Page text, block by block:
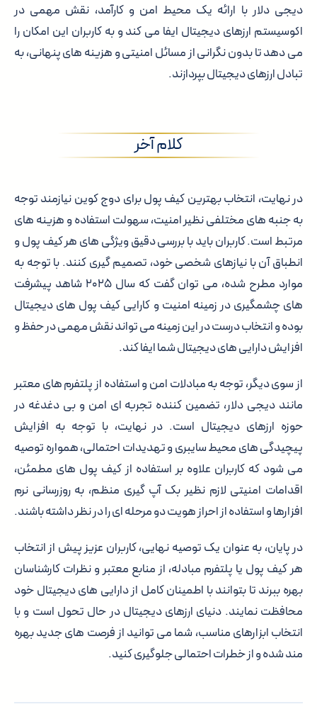
دیجی دلار با ارائه یک محیط امن و کارآمد، نقش مهمی در
اکوسیستم ارزهای دیجیتال ایفا می کند و به کاربران این امکان را
می دهد تا بدون نگرانی از مسائل امنیتی و هزینه های پنهانی، به
تبادل ارزهای دیجیتال بپردازند.
کلام آخر
در نهایت، انتخاب بهترین کیف پول برای دوج کوین نیازمند توجه
به جنبه های مختلفی نظیر امنیت، سهولت استفاده و هزینه های
مرتبط است. کاربران باید با بررسی دقیق ویژگی های هر کیف پول و
انطباق آن با نیازهای شخصی خود، تصمیم گیری کنند. با توجه به
موارد مطرح شده، می توان گفت که سال ۲۰۲۵ شاهد پیشرفت
های چشمگیری در زمینه امنیت و کارایی کیف پول های دیجیتال
بوده و انتخاب درست در این زمینه می تواند نقش مهمی در حفظ و
افزایش دارایی های دیجیتال شما ایفا کند.
از سوی دیگر، توجه به مبادلات امن و استفاده از پلتفرم های معتبر
مانند دیجی دلار، تضمین کننده تجربه ای امن و بی دغدغه در
حوزه ارزهای دیجیتال است. در نهایت، با توجه به افزایش
پیچیدگی های محیط سایبری و تهدیدات احتمالی، همواره توصیه
می شود که کاربران علاوه بر استفاده از کیف پول های مطمئن،
اقدامات امنیتی لازم نظیر بک آپ گیری منظم، به روزرسانی نرم
افزارها و استفاده از احراز هویت دو مرحله ای را در نظر داشته باشند.
در پایان، به عنوان یک توصیه نهایی، کاربران عزیز پیش از انتخاب
هر کیف پول یا پلتفرم مبادله، از منابع معتبر و نظرات کارشناسان
بهره ببرند تا بتوانند با اطمینان کامل از دارایی های دیجیتال خود
محافظت نمایند. دنیای ارزهای دیجیتال در حال تحول است و با
انتخاب ابزارهای مناسب، شما می توانید از فرصت های جدید بهره
مند شده و از خطرات احتمالی جلوگیری کنید.